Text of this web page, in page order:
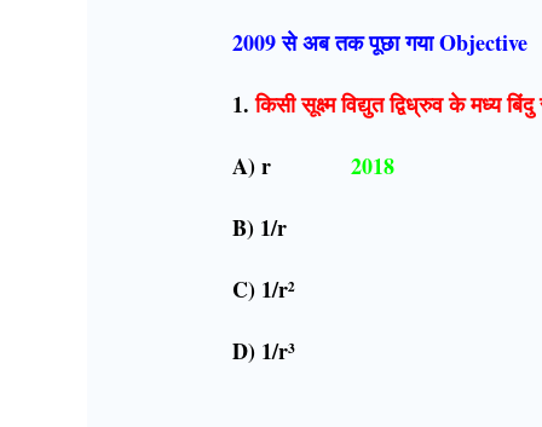
2009 से अब तक पूछा गया Objective
1.किसी सूक्ष्म विद्युत द्विध्रुव के मध्य
A) r2018
B) 1/r
C) 1/r²
D) 1/r³